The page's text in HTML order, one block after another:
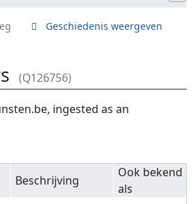
Geschiedenis weergeven
(Q126756)
ingested as an
Beschrijving
Ook bekend
als